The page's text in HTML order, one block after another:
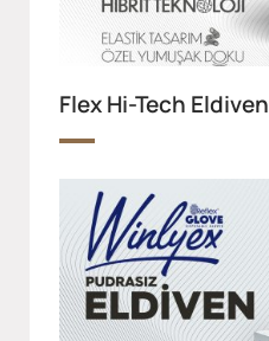
Flex Hi-Tech Eldiven